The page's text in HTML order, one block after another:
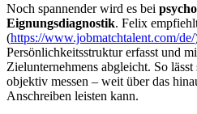
Noch spannender wird es bei
Eignungsdiagnostik. Felix
(https://www.jobmatchtalent.com/de/
Persönlichkeitsstruktur erfasst und
Zielunternehmens abgleicht. So
objektiv messen – weit über das
Anschreiben leisten kann.